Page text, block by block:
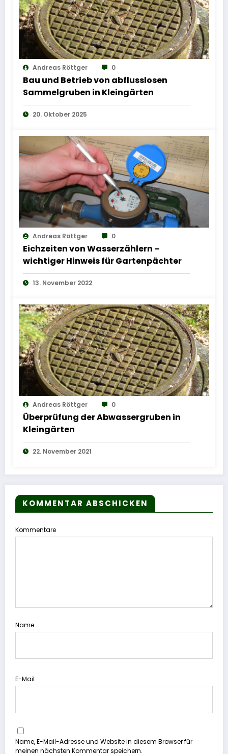
Andreas Röttger 0
Bau und Betrieb von abflusslosen
Sammelgruben in Kleingärten
20. Oktober 2025
Andreas Röttger 0
Eichzeiten von Wasserzählern –
wichtiger Hinweis für Gartenpächter
13. November 2022
Andreas Röttger 0
Überprüfung der Abwassergruben in
Kleingärten
22. November 2021
KOMMENTAR ABSCHICKEN
Kommentare
Name
E-Mail
Name, E-Mail-Adresse und Website in diesem Browser für
meinen nächsten Kommentar speichern.